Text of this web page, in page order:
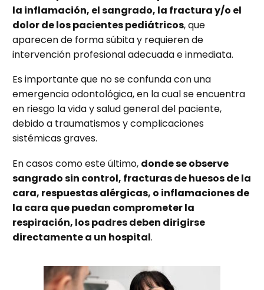
la inflamación, el sangrado, la fractura y/o el
dolor de los pacientes pediátricos, que
aparecen de forma súbita y requieren de
intervención profesional adecuada e inmediata.
Es importante que no se confunda con una
emergencia odontológica, en la cual se encuentra
en riesgo la vida y salud general del paciente,
debido a traumatismos y complicaciones
sistémicas graves.
En casos como este último, donde se observe
sangrado sin control, fracturas de huesos de la
cara, respuestas alérgicas, o inflamaciones de
la cara que puedan comprometer la
respiración, los padres deben dirigirse
directamente a un hospital.